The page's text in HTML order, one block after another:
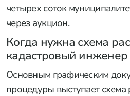
четырех соток
через аукцион.
Когда нужна схема
кадастровый инженер
Основным графическим
процедуры выступает